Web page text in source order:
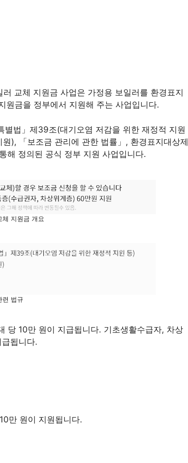
교체 지원금 사업은 가정용 보일러를 환경표지
원금을 정부에서 지원해 주는 사업입니다.
법」제39조(대기오염 저감을 위한 재정적 지원
), 「보조금 관리에 관한 법률」, 환경표지대상제
해 정의된 공식 정부 지원 사업입니다.
체 지원금 개요
련 법규
당 10만 원이 지급됩니다. 기초생활수급자, 차상
됩니다.
만 원이 지원됩니다.